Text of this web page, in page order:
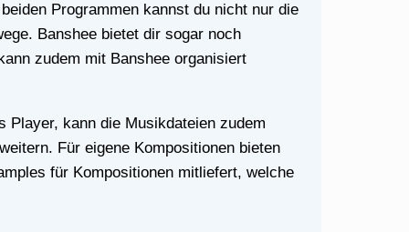
Programmen kannst du nicht nur die
Banshee bietet dir sogar noch
zudem mit Banshee organisiert
Für eigene Kompositionen bieten
für Kompositionen mitliefert, welche